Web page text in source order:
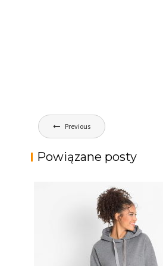
Nawigacja
wpisu
Previous
Powiązane posty